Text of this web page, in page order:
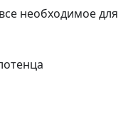
необходимое для